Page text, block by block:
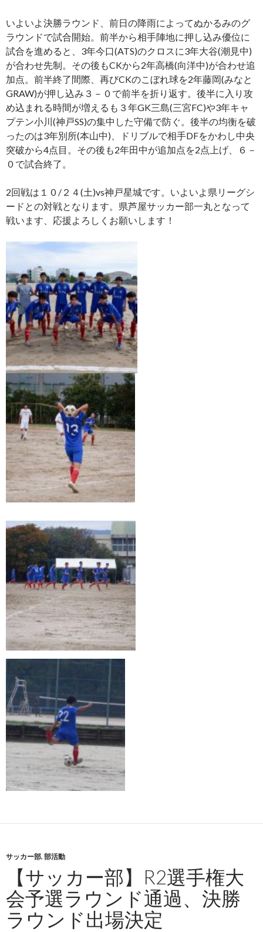
いよいよ決勝ラウンド、前日の降雨によってぬかるみのグ
ラウンドで試合開始。前半から相手陣地に押し込み優位に
試合を進めると、3年今口(ATS)のクロスに3年大谷(潮見中)
が合わせ先制。その後もCKから2年高橋(向洋中)が合わせ追
加点。前半終了間際、再びCKのこぼれ球を2年藤岡(みなと
GRAW)が押し込み３－０で前半を折り返す。後半に入り攻
め込まれる時間が増えるも３年GK三島(三宮FC)や3年キャ
プテン小川(神戸SS)の集中した守備で防ぐ。後半の均衡を破
ったのは3年別所(本山中)、ドリブルで相手DFをかわし中央
突破から4点目。その後も2年田中が追加点を2点上げ、６－
０で試合終了。
2回戦は１０/２４(土)vs神戸星城です。いよいよ県リーグシ
ードとの対戦となります。県芦屋サッカー部一丸となって
戦います、応援よろしくお願いします！
サッカー部, 部活動
【サッカー部】R2選手権大
会予選ラウンド通過、決勝
ラウンド出場決定